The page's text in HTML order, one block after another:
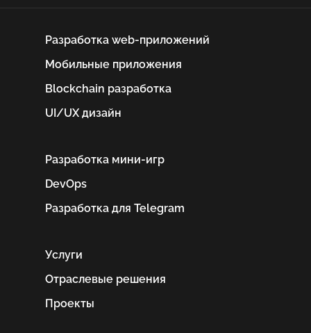
Разработка web-приложений
Мобильные приложения
Blockchain разработка
UI/UX дизайн
Разработка мини-игр
DevOps
Разработка для Telegram
Услуги
Отраслевые решения
Проекты